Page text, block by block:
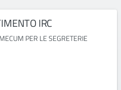
IRC
PER LE SEGRETERIE